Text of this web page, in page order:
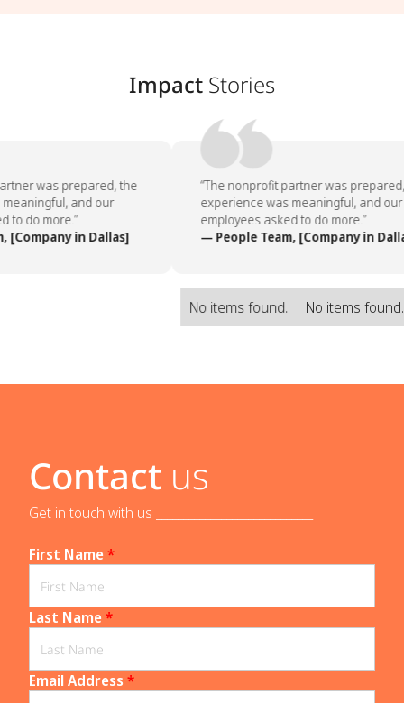
Impact Stories
was prepared, the
and our
do more.”
in Dallas]
“The nonprofit partner was prepared,
experience was meaningful, and our
employees asked to do more.”
— People Team, [Company in
No items found. No items
Contact us
Get in touch with us _____________________________
First Name*
Last Name*
Email Address *